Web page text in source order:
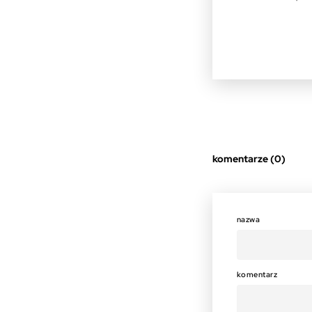
komentarze (0)
komentarz
nazwa